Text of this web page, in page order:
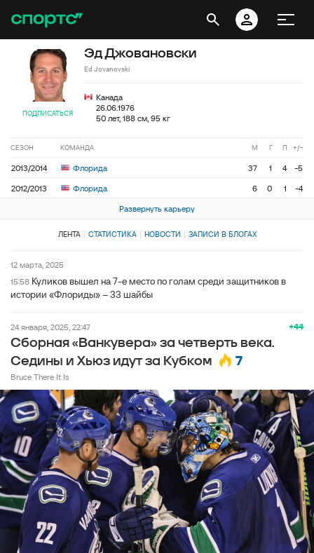
ПОДПИСАТЬСЯ
Эд Джовановски
Ed Jovanovski
Канада
26.06.1976
50 лет, 188 см, 95 кг
СЕЗОН КОМАНДА М Г П +/−
2013/2014 Флорида 37 1 4
-5
2012/2013
Флорида 6 0 1
-4
Развернуть карьеру
ЛЕНТА СТАТИСТИКА НОВОСТИ ЗАПИСИ В БЛОГАХ
12 марта, 2025
15:58 Куликов вышел на 7-е место по голам среди защитников в
истории «Флориды» – 33 шайбы
+44
24 января, 2025, 22:47
Сборная «Ванкувера» за четверть века.
Седины и Хьюз идут за Кубком
7
Bruce There It Is